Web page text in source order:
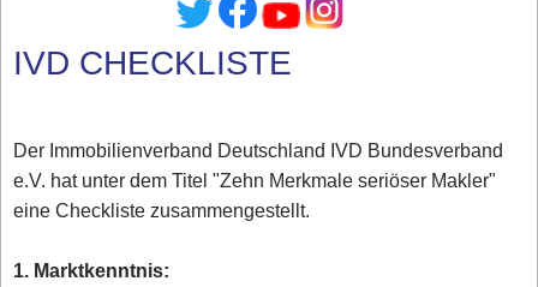
IVD CHECKLISTE
Der Immobilienverband Deutschland IVD Bundesverband
e.V. hat unter dem Titel "Zehn Merkmale seriöser Makler"
eine Checkliste zusammengestellt.
1. Marktkenntnis: